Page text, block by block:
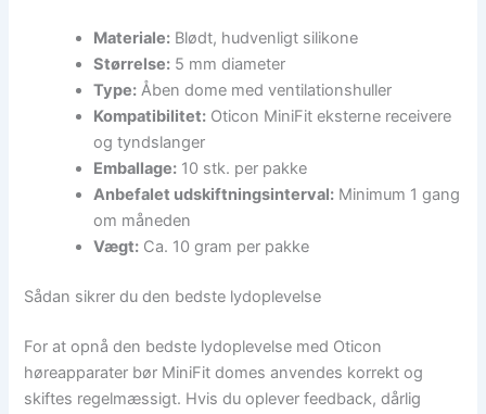
Materiale: Blødt, hudvenligt silikone
Størrelse: 5 mm diameter
Type: Åben dome med ventilationshuller
Kompatibilitet: Oticon MiniFit eksterne receivere
og tyndslanger
Emballage: 10 stk. per pakke
Anbefalet udskiftningsinterval: Minimum 1 gang
om måneden
Vægt: Ca. 10 gram per pakke
Sådan sikrer du den bedste lydoplevelse
For at opnå den bedste lydoplevelse med Oticon
høreapparater bør MiniFit domes anvendes korrekt og
skiftes regelmæssigt. Hvis du oplever feedback, dårlig